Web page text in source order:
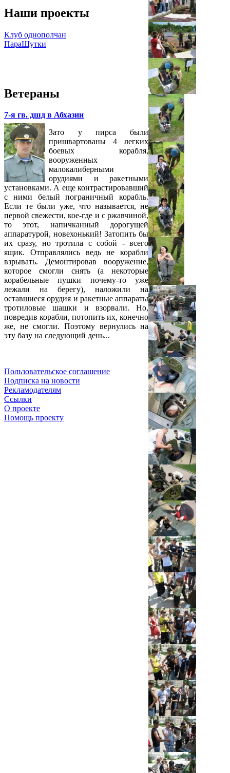
Наши проекты
Клуб однополчан
ПараШутки
Ветераны
7-я гв. дшд в Абхазии
Зато у пирса были
пришвартованы 4 легких
боевых корабля,
вооруженных
малокалиберными
орудиями и ракетными
установками. А еще контрастировавший
с ними белый пограничный корабль.
Если те были уже, что называется, не
первой свежести, кое-где и с ржавчиной,
то этот, напичканный дорогущей
аппаратурой, новехонький! Затопить бы
их сразу, но тротила с собой - всего
ящик. Отправлялись ведь не корабли
взрывать. Демонтировав вооружение,
которое смогли снять (а некоторые
корабельные пушки почему-то уже
лежали на берегу), наложили на
оставшиеся орудия и ракетные аппараты
тротиловые шашки и взорвали. Но,
повредив корабли, потопить их, конечно
же, не смогли. Поэтому вернулись на
эту базу на следующий день...
Пользовательское соглашение
Подписка на новости
Рекламодателям
Ссылки
О проекте
Помощь проекту